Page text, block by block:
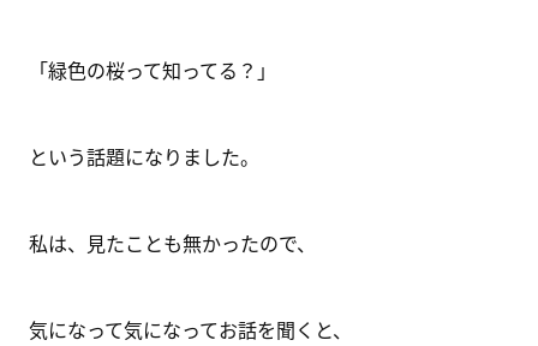
「緑色の桜って知ってる？」
という話題になりました。
私は、見たことも無かったので、
気になって気になってお話を聞くと、